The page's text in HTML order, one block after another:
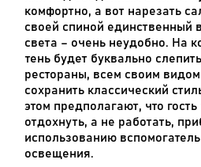
комфортно, а вот нарезать
своей спиной единственный
света – очень неудобно. На
тень будет буквально
рестораны, всем своим
сохранить классический
этом предполагают, что
отдохнуть, а не работать,
использованию
освещения.